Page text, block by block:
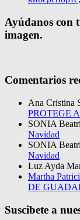
Ayúdanos con
imagen.
Comentarios
Ana Cristina
PROTEGE
SONIA
Navidad
SONIA
Navidad
Luz Ayda
Martha
DE
Suscibete a